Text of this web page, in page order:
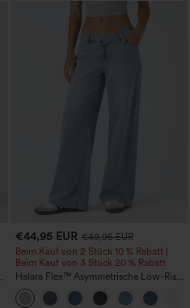
€44,95 EUR €49,95 EUR
Beim Kauf von 2 Stück 10 % Rabatt |
Beim Kauf von 3 Stück 20 % Rabatt
Halara Flex™ Asymmetrische Low-Rise-
Jeans mit Reißverschlusstaschen,
Baggy-Stil, weitem Bein, gewaschen,